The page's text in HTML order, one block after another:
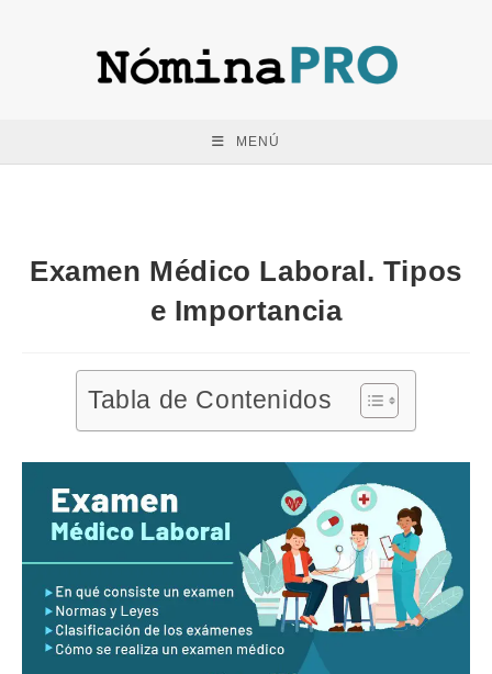
MENÚ
Examen Médico Laboral. Tipos
e Importancia
Tabla de Contenidos